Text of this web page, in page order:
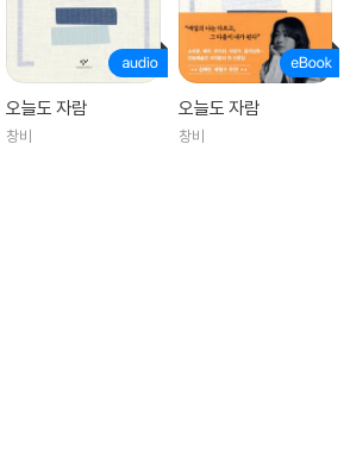
오늘도 자람
창비
오늘도 자람
창비